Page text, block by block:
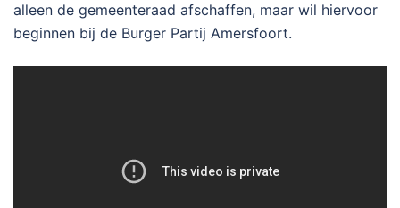
alleen de gemeenteraad afschaffen, maar wil hiervoor
beginnen bij de Burger Partij Amersfoort.